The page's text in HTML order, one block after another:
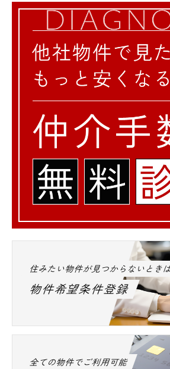
住みたい物件が見つからないとき
物件希望条件登録
全ての物件でご利用可能